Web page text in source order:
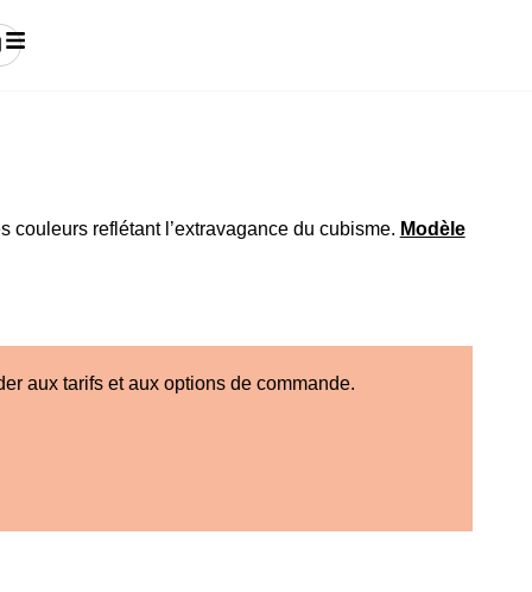
reflétant l’extravagance du cubisme. Modèle
aux tarifs et aux options de commande.